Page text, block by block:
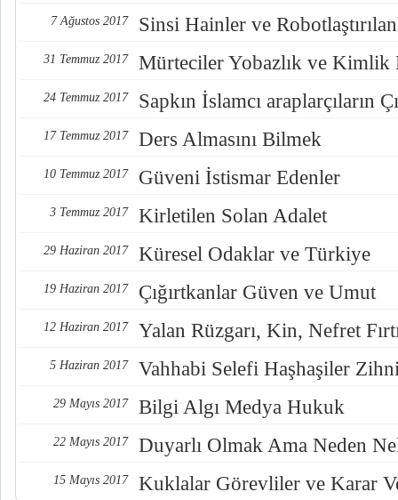
7 Ağustos 2017 Sinsi Hainler ve
31 Temmuz 2017 Mürteciler Yobazlık ve Kimlik
24 Temmuz 2017 Sapkın İslamcı araplarçıların
17 Temmuz 2017 Ders Almasını Bilmek
10 Temmuz 2017 Güveni İstismar Edenler
3 Temmuz 2017 Kirletilen Solan Adalet
29 Haziran 2017 Küresel Odaklar ve Türkiye
19 Haziran 2017 Çığırtkanlar Güven ve Umut
12 Haziran 2017 Yalan Rüzgarı, Kin, Nefret
5 Haziran 2017 Vahhabi Selefi Haşhaşiler
29 Mayıs 2017 Bilgi Algı Medya Hukuk
22 Mayıs 2017 Duyarlı Olmak Ama Neden
15 Mayıs 2017 Kuklalar Görevliler ve Karar